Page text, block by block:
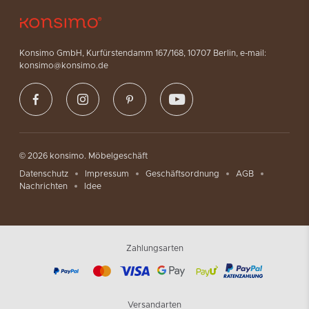
Konsimo GmbH, Kurfürstendamm 167/168, 10707 Berlin, e-mail:
konsimo@konsimo.de
© 2026 konsimo. Möbelgeschäft
Datenschutz Impressum Geschäftsordnung
AGB
Nachrichten
Idee
Zahlungsarten
Versandarten